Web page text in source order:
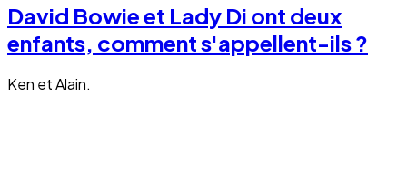
David Bowie et Lady Di ont deux
enfants, comment s'appellent-ils ?
Ken et Alain.